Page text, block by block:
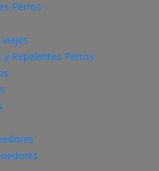
Perros
Repelentes Perros